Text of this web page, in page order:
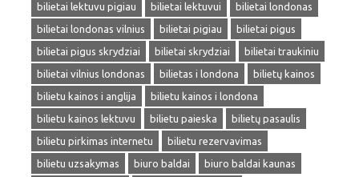
bilietai lektuvu pigiau
bilietai lektuvui
bilietai londonas
bilietai londonas vilnius
bilietai pigiau
bilietai pigus
bilietai pigus skrydziai
bilietai skrydziai
bilietai traukiniu
bilietai vilnius londonas
bilietas i londona
bilietų kainos
bilietu kainos i anglija
bilietu kainos i londona
bilietu kainos lektuvu
bilietu paieska
bilietų pasaulis
bilietu pirkimas internetu
bilietu rezervavimas
bilietu uzsakymas
biuro baldai
biuro baldai kaunas